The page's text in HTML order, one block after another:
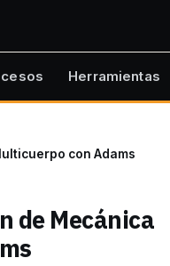
Herramientas
con Adams
de Mecánica